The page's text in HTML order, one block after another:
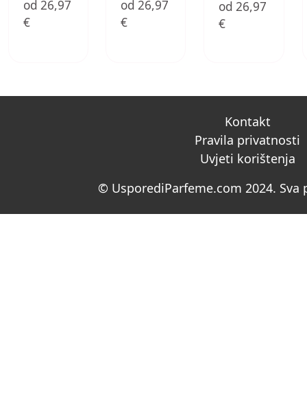
od 26,97
€
od 26,97
€
od 26,97
€
Kontakt
Pravila privatnosti
Uvjeti korištenja
© UsporediParfeme.com 2024. Sva